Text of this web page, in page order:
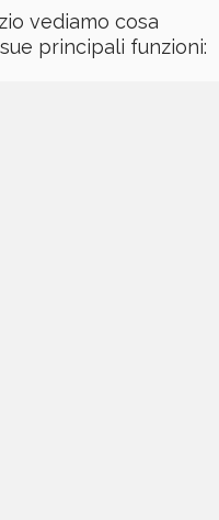
vediamo cosa
principali funzioni: